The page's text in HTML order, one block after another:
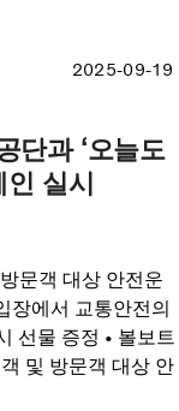
2025-09-19
단과 ‘오늘도
실시
문객 대상 안전운
장에서 교통안전의
선물 증정 • 볼보트
및 방문객 대상 안